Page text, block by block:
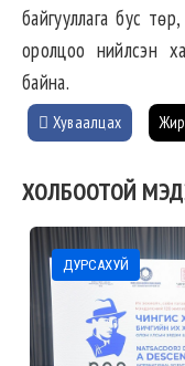
байгууллага бус
оролцоо нийлсэн
байна.
Хуваалцах
ХОЛБООТОЙ
ДУРСАХУЙ